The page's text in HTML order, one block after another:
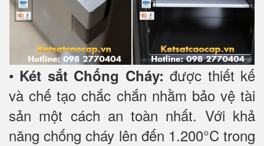
• Két sắt Chống Cháy: được thiết kế
và chế tạo chắc chắn nhằm bảo vệ tài
sản một cách an toàn nhất. Với khả
năng chống cháy lên đến 1.200°C trong